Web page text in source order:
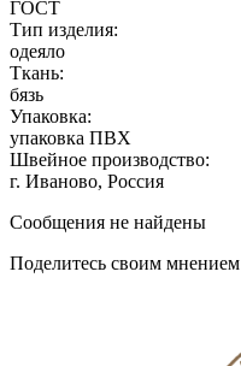
ГОСТ
Тип изделия:
одеяло
Ткань:
бязь
Упаковка:
упаковка ПВХ
Швейное производство:
г. Иваново, Россия
Сообщения не найдены
Поделитесь своим мнением